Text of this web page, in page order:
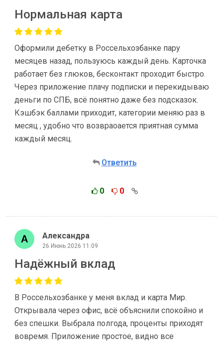
Нормальная карта
Оформили дебетку в Россельхозбанке пару
месяцев назад, пользуюсь каждый день. Карточка
работает без глюков, бесконтакт проходит быстро.
Через приложение плачу подписки и перекидываю
деньги по СПБ, всё понятно даже без подсказок.
Кэшбэк баллами приходит, категории меняю раз в
месяц , удобно что возвраoается приятная сумма
каждый месяц.
Ответить
0 0
Александра
26 Июнь 2026 11:09
Надёжный вклад
В Россельхозбанке у меня вклад и карта Мир.
Открывала через офис, всё объяснили спокойно и
без спешки. Выбрала полгода, проценты приходят
вовремя. Приложение простое, видно все